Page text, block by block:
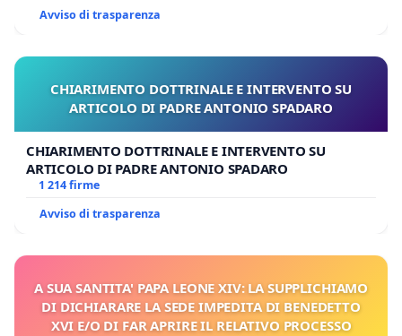
Avviso di trasparenza
CHIARIMENTO DOTTRINALE E INTERVENTO SU
ARTICOLO DI PADRE ANTONIO SPADARO
CHIARIMENTO DOTTRINALE E INTERVENTO SU
ARTICOLO DI PADRE ANTONIO SPADARO
1 214 firme
Avviso di trasparenza
A SUA SANTITA' PAPA LEONE XIV: LA SUPPLICHIAMO
DI DICHIARARE LA SEDE IMPEDITA DI BENEDETTO
XVI E/O DI FAR APRIRE IL RELATIVO PROCESSO